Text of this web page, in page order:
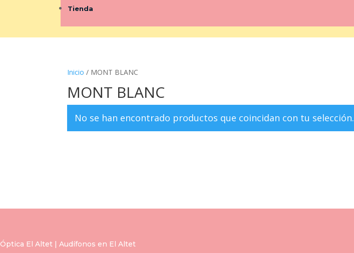
Tienda
Inicio / MONT BLANC
MONT BLANC
No se han encontrado productos que coincidan con tu selección.
Óptica El Altet | Audífonos en El Altet